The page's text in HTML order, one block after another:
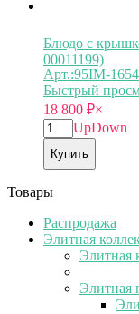
Блюдо с
00011199)
Арт.:95IM-
Быстрый
18 800 ₽×
UpDown
Купить
Товары
Распродажа
Элитная
Элитная
Элитная